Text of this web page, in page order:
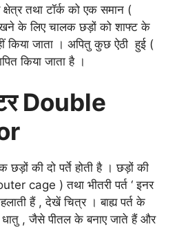
तथा टॉर्क को एक समान (
के लिए चालक छड़ों को शाफ्ट के
किया जाता । अपितु कुछ ऐठी हुई (
किया जाता है ।
Double
की दो पर्ते होती है । छड़ों की
cage ) तथा भीतरी पर्त ‘ इनर
हैं , देखें चित्र । बाह्य पर्त के
धातु , जैसे पीतल के बनाए जाते हैं और